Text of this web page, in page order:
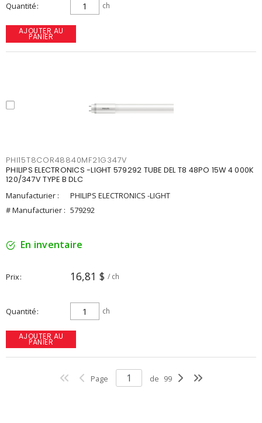
Quantité ch
AJOUTER AU
PANIER
PHI15T8COR48840MF21G347V
PHILIPS ELECTRONICS -LIGHT 579292 TUBE DEL T8 48PO 15W 4 000K
120/347V TYPE B DLC
Manufacturier :
PHILIPS ELECTRONICS -LIGHT
# Manufacturier : 579292
En inventaire
Prix 16,81 $ / ch
Quantité ch
AJOUTER AU
PANIER
Page de 99